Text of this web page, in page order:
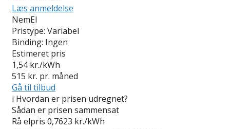
Læs anmeldelse
NemEl
Pristype: Variabel
Binding: Ingen
Estimeret pris
1,54 kr./kWh
515 kr. pr. måned
Gå til tilbud
i Hvordan er prisen udregnet?
Sådan er prisen sammensat
Rå elpris 0,7623 kr./kWh